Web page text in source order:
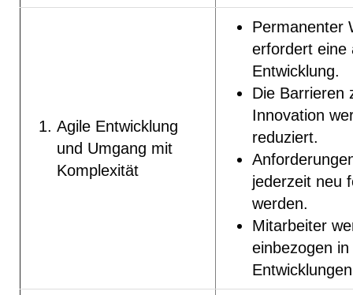
Agile Entwicklung
und Umgang mit
Komplexität
Permanenter
erfordert eine
Entwicklung.
Die Barrieren
Innovation
reduziert.
jederzeit neu
werden.
Mitarbeiter
einbezogen in
Entwicklungen